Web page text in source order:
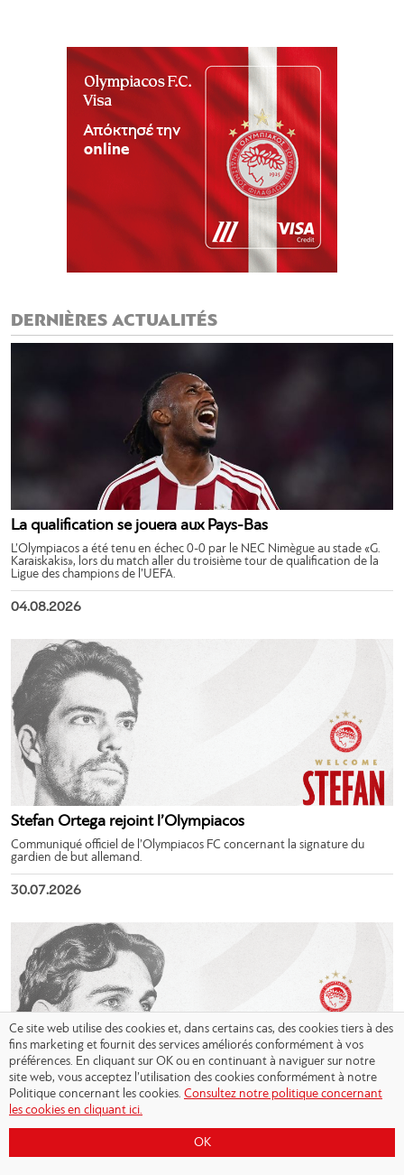
DERNIÈRES ACTUALITÉS
La qualification se jouera aux Pays-Bas
L’Olympiacos a été tenu en échec 0-0 par le NEC Nimègue au stade «G.
Karaiskakis», lors du match aller du troisième tour de qualification de la
Ligue des champions de l’UEFA.
04.08.2026
Stefan Ortega rejoint l’Olympiacos
Communiqué officiel de l’Olympiacos FC concernant la signature du
gardien de but allemand.
30.07.2026
Gustavo Sá rejoint l’Olympiacos
Communiqué officiel de l’Olympiacos FC concernant la signature du
Ce site web utilise des cookies et, dans certains cas, des cookies tiers à des
fins marketing et fournit des services améliorés conformément à vos
préférences. En cliquant sur OK ou en continuant à naviguer sur notre
site web, vous acceptez l’utilisation des cookies conformément à notre
Politique concernant les cookies. Consultez notre politique concernant
les cookies en cliquant ici.
OK